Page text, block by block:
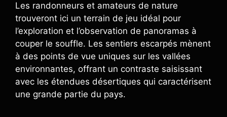
Les randonneurs et amateurs de nature
trouveront ici un terrain de jeu idéal pour
l’exploration et l’observation de panoramas à
couper le souffle. Les sentiers escarpés mènent
à des points de vue uniques sur les vallées
environnantes, offrant un contraste saisissant
avec les étendues désertiques qui caractérisent
une grande partie du pays.